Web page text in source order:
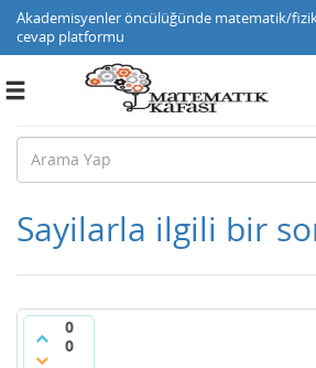
Akademisyenler öncülüğünde matematik/
cevap platformu
Toggle
Sayilarla ilgili bir
0
0